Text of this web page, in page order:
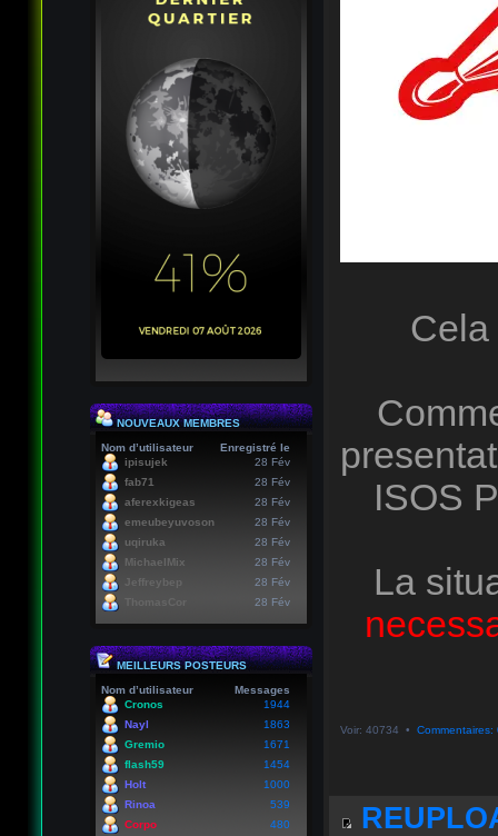
NOUVEAUX MEMBRES
Nom d’utilisateur
Enregistré le
ipisujek
28 Fév
fab71
28 Fév
aferexkigeas
28 Fév
emeubeyuvoson
28 Fév
uqiruka
28 Fév
MichaelMix
28 Fév
Jeffreybep
28 Fév
28 Fév
MEILLEURS POSTEURS
Nom d’utilisateur
Messages
Cronos
1944
Nayl
1863
Gremio
1671
flash59
1454
Holt
1000
Rinoa
539
Corpo
480
Cela
ISOS
La
Voir: 40734 • Commentaires: